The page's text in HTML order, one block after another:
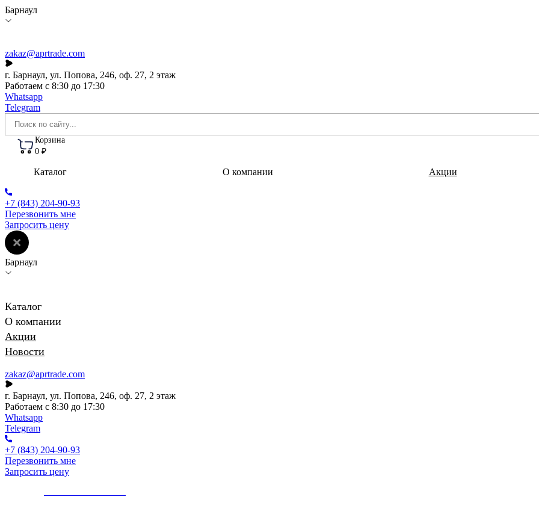
Барнаул
zakaz@aprtrade.com
г. Барнаул, ул. Попова, 246, оф. 27, 2 этаж
Работаем с 8:30 до 17:30
Whatsapp
Telegram
Корзина
0 ₽
Каталог О компании Акции
+7 (843) 204-90-93
Перезвонить мне
Запросить цену
Барнаул
Каталог
О компании
Акции
Новости
zakaz@aprtrade.com
г. Барнаул, ул. Попова, 246, оф. 27, 2 этаж
Работаем с 8:30 до 17:30
Whatsapp
Telegram
+7 (843) 204-90-93
Перезвонить мне
Запросить цену